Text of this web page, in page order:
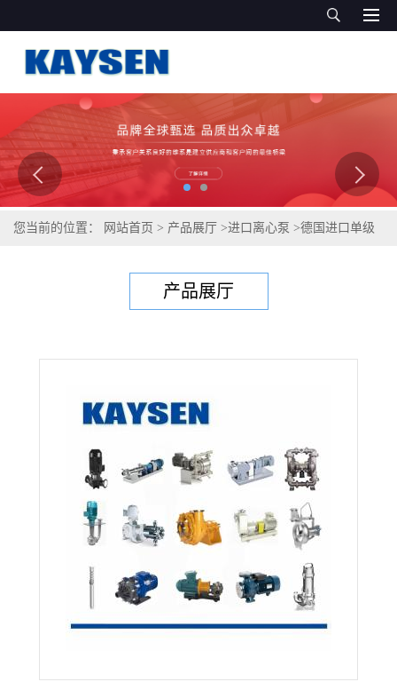
您当前的位置： 网站首页 > 产品展厅 >进口离心泵 >德国进口单级
产品展厅